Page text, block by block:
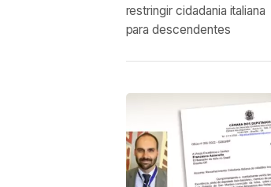
restringir cidadania italiana
para descendentes